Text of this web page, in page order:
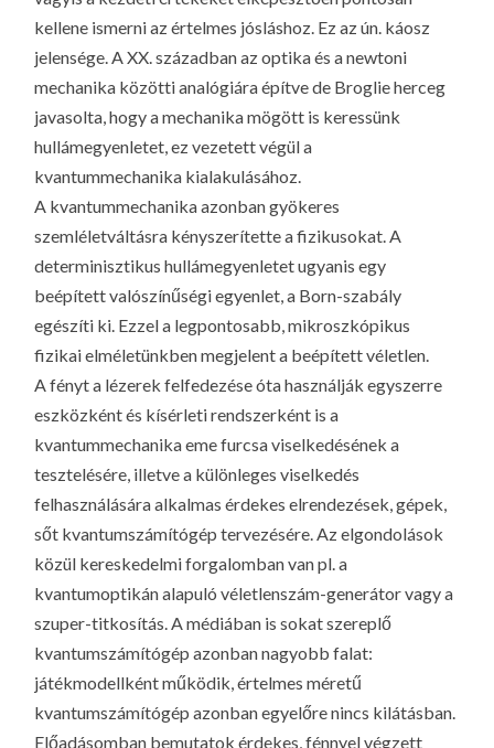
kellene ismerni az értelmes jósláshoz. Ez az ún. káosz
jelensége. A XX. században az optika és a newtoni
mechanika közötti analógiára építve de Broglie herceg
javasolta, hogy a mechanika mögött is keressünk
hullámegyenletet, ez vezetett végül a
kvantummechanika kialakulásához.
A kvantummechanika azonban gyökeres
szemléletváltásra kényszerítette a fizikusokat. A
determinisztikus hullámegyenletet ugyanis egy
beépített valószínűségi egyenlet, a Born-szabály
egészíti ki. Ezzel a legpontosabb, mikroszkópikus
fizikai elméletünkben megjelent a beépített véletlen.
A fényt a lézerek felfedezése óta használják egyszerre
eszközként és kísérleti rendszerként is a
kvantummechanika eme furcsa viselkedésének a
tesztelésére, illetve a különleges viselkedés
felhasználására alkalmas érdekes elrendezések, gépek,
sőt kvantumszámítógép tervezésére. Az elgondolások
közül kereskedelmi forgalomban van pl. a
kvantumoptikán alapuló véletlenszám-generátor vagy a
szuper-titkosítás. A médiában is sokat szereplő
kvantumszámítógép azonban nagyobb falat:
játékmodellként működik, értelmes méretű
kvantumszámítógép azonban egyelőre nincs kilátásban.
Előadásomban bemutatok érdekes, fénnyel végzett